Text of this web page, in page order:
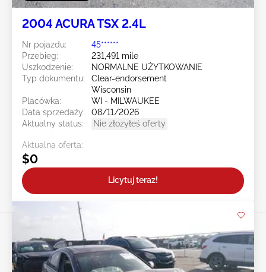
2004 ACURA TSX 2.4L
Nr pojazdu:
45******
Przebieg:
231,491 mile
Uszkodzenie:
NORMALNE UŻYTKOWANIE
Typ dokumentu:
Clear-endorsement
Wisconsin
Placówka:
WI - MILWAUKEE
Data sprzedaży:
08/11/2026
Aktualny status:
Nie złożyłeś oferty
Aktualna oferta:
$0
Licytuj teraz!